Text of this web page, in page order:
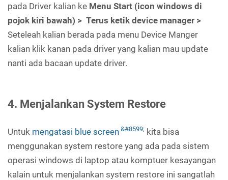
pada Driver kalian ke Menu Start (icon windows di
pojok kiri bawah) > Terus ketik device manager >
Seteleah kalian berada pada menu Device Manger
kalian klik kanan pada driver yang kalian mau update
nanti ada bacaan update driver.
4. Menjalankan System Restore
Untuk mengatasi blue screen
kita bisa
menggunakan system restore yang ada pada sistem
operasi windows di laptop atau komptuer kesayangan
kalain untuk menjalankan system restore ini sangatlah